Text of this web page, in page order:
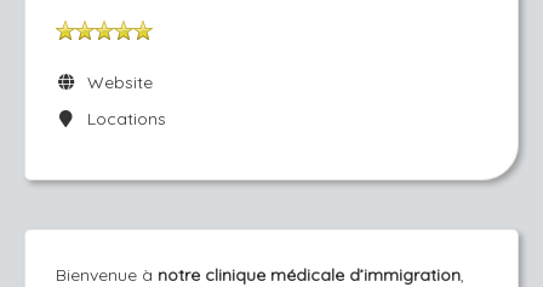
Website
Locations
Bienvenue à notre clinique médicale d’immigration,